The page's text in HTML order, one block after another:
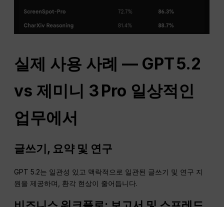
실제 사용 사례 — GPT5.2
vs 제미니 3Pro 일상적인
업무에서
글쓰기, 요약 및 연구
GPT 5.2는 일관성 있고 맥락적으로 일관된 글쓰기 및 연구 지
원을 제공하며, 환각 현상이 줄어듭니다.